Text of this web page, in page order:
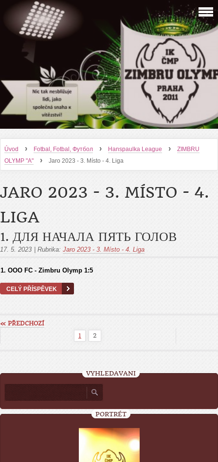
Úvod › Fotbal, Fotbal, Футбол › Hanspaulka League ›
ZIMBRU
OLYMP "A"
› Jaro 2023 - 3. Místo - 4. Liga
JARO 2023 - 3. MÍSTO - 4.
LIGA
1. ДЛЯ НАЧАЛА ПЯТЬ ГОЛОВ
17. 5. 2023 Rubrika: Jaro 2023 - 3. Místo - 4. Liga
1. OOO FC​ - Zimbru Olymp 1:5
CELÝ PŘÍSPĚVEK
« PŘEDCHOZÍ
1
2
VYHLEDÁVÁNÍ
PORTRÉT